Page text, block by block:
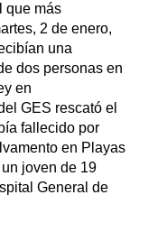
que más
2 de enero,
una
dos personas en
en
GES rescató el
fallecido por
en Playas
joven de 19
General de